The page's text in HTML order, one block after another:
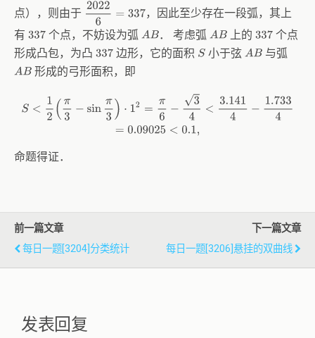
点），则由于 20226
，因此至少存在一段弧，其上
有 337 个点，不妨设为弧 AB ． 考虑弧 AB 上的337 个点
形成凸包，为凸 337 边形，它的面积 S小于弦 AB 与弧
AB 形成的弓形面积，即
2 π 3− 12= 3.141 4−1.733 4= 0.09025 < 0.1,
命题得证．
前一篇文章
每日一题[3204]分类统计
下一篇文章
每日一题[3206]悬挂的双曲线
发表回复